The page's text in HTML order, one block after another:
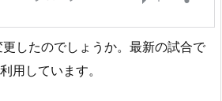
したのでしょうか。最新の試合で
用しています。